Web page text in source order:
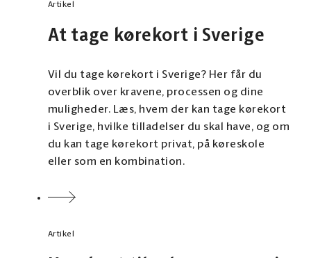
Artikel
At tage kørekort i Sverige
Vil du tage kørekort i Sverige? Her får du
overblik over kravene, processen og dine
muligheder. Læs, hvem der kan tage kørekort
i Sverige, hvilke tilladelser du skal have, og om
du kan tage kørekort privat, på køreskole
eller som en kombination.
Artikel